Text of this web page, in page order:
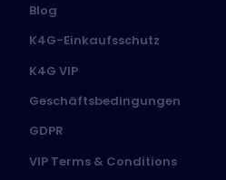
Blog
K4G-Einkaufsschutz
K4G VIP
Geschäftsbedingungen
GDPR
VIP Terms & Conditions